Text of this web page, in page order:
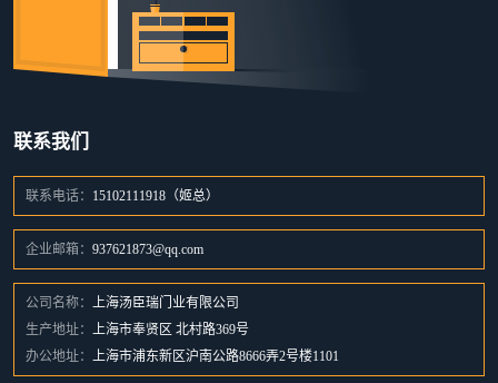
联系我们
联系电话： 15102111918（姬总）
企业邮箱： 937621873@qq.com
公司名称： 上海汤臣瑞门业有限公司
生产地址： 上海市奉贤区 北村路369号
办公地址： 上海市浦东新区沪南公路8666弄2号楼1101